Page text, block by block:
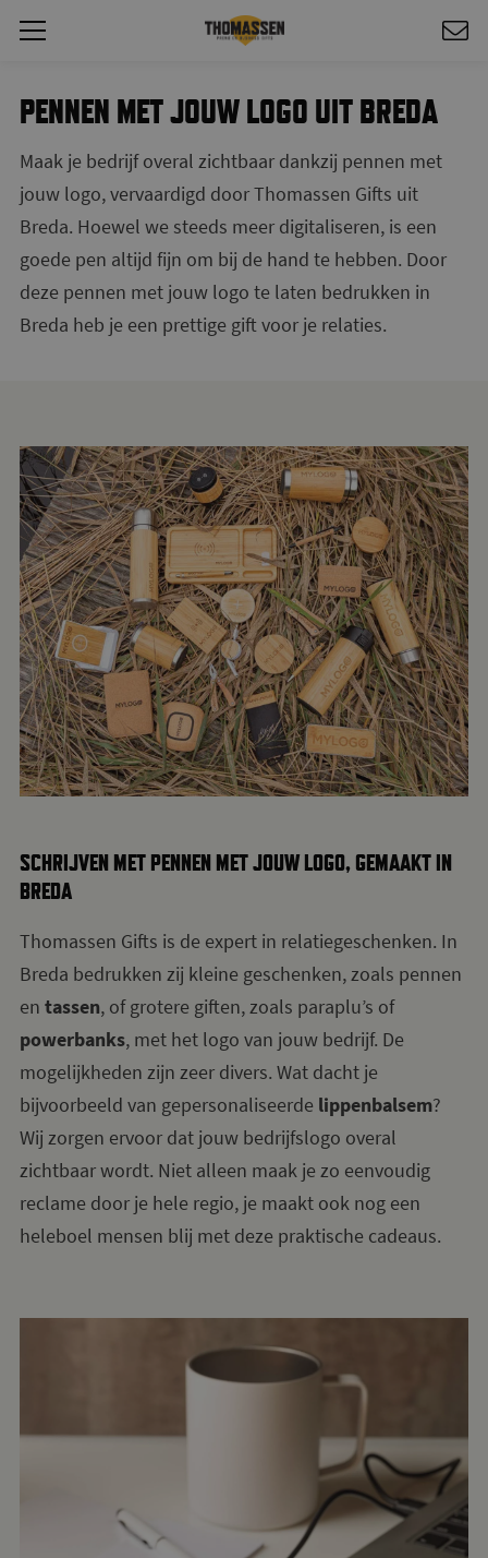
PENNEN MET JOUW LOGO UIT BREDA
Maak je bedrijf overal zichtbaar dankzij pennen met
jouw logo, vervaardigd door Thomassen Gifts uit
Breda. Hoewel we steeds meer digitaliseren, is een
goede pen altijd fijn om bij de hand te hebben. Door
deze pennen met jouw logo te laten bedrukken in
Breda heb je een prettige gift voor je relaties.
SCHRIJVEN MET PENNEN MET JOUW LOGO, GEMAAKT IN
BREDA
Thomassen Gifts is de expert in relatiegeschenken. In
Breda bedrukken zij kleine geschenken, zoals pennen
en tassen, of grotere giften, zoals paraplu’s of
powerbanks, met het logo van jouw bedrijf. De
mogelijkheden zijn zeer divers. Wat dacht je
bijvoorbeeld van gepersonaliseerde lippenbalsem?
Wij zorgen ervoor dat jouw bedrijfslogo overal
zichtbaar wordt. Niet alleen maak je zo eenvoudig
reclame door je hele regio, je maakt ook nog een
heleboel mensen blij met deze praktische cadeaus.